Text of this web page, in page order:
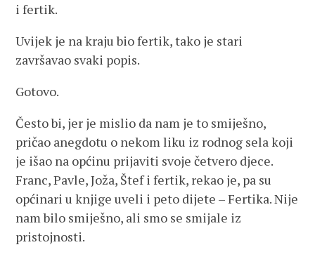
i fertik.
Uvijek je na kraju bio fertik, tako je stari
završavao svaki popis.
Gotovo.
Često bi, jer je mislio da nam je to smiješno,
pričao anegdotu o nekom liku iz rodnog sela koji
je išao na općinu prijaviti svoje četvero djece.
Franc, Pavle, Joža, Štef i fertik, rekao je, pa su
općinari u knjige uveli i peto dijete – Fertika. Nije
nam bilo smiješno, ali smo se smijale iz
pristojnosti.